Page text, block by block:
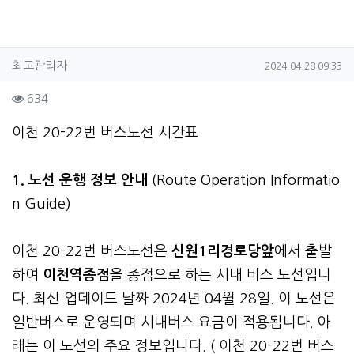
작성자 정보
최고관리자작성 작성일
2024.04.28 09:33
컨텐츠 정보
634
본문
이천 20-22번 버스노선 시간표
1. 노선 운행 정보 안내 (Route Operation Informatio
n Guide)
이천 20-22번 버스노선은 신원1리경로당앞에서 출발
하여 이천역종점을 종점으로 하는 시내 버스 노선입니
다. 최신 업데이트 날짜 2024년 04월 28일. 이 노선은
일반버스로 운영되며 시내버스 요금이 적용됩니다. 아
래는 이 노선의 주요 정보입니다. ( 이천 20-22번 버스